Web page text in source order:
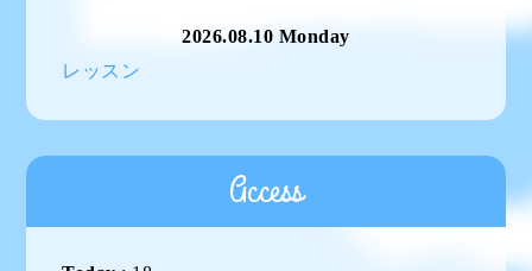
2026.08.10 Monday
レッスン
Access